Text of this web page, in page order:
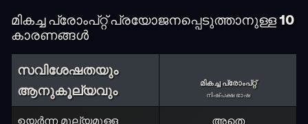
മികച്ച പ്രോംപ്റ്റ് പ്രയോജനപ്പെടുത്താനുള്ള 10
കാരണങ്ങൾ
സവിശേഷതയും
ആനുകൂല്യവും
മികച്ച പ്രോംപ്റ്റ്
നിഷ്പക്ഷ ഭാഷ
ഉയർന്ന മൂല്യമുള്ള
അതെ